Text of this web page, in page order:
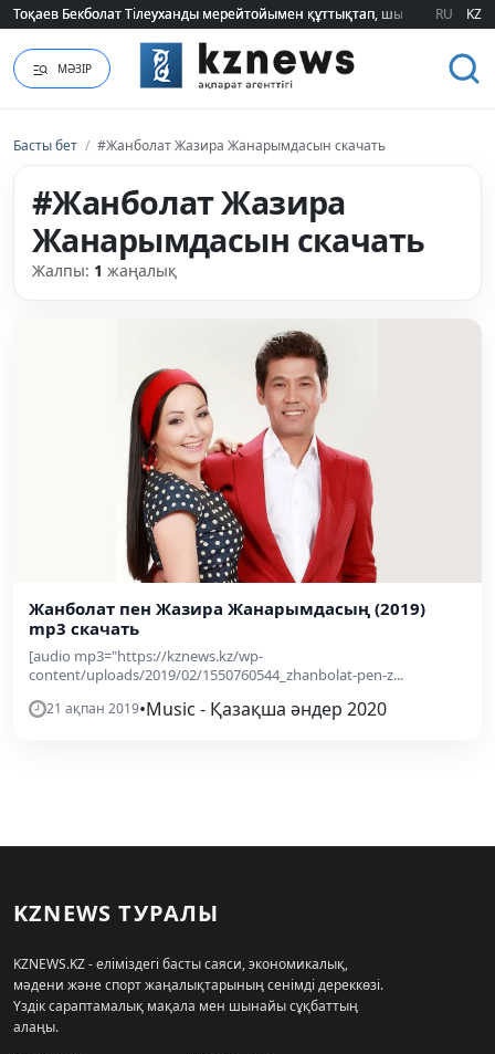
Тоқаев Бекболат Тілеуханды мерейтойымен құттықтап, шығармашылық
Тоқаев Бекболат Тілеуханды мерейтойымен құттықтап, шығармашылық
RU KZ
МӘЗІР
Басты бет / #Жанболат Жазира Жанарымдасын скачать
#Жанболат Жазира
Жанарымдасын скачать
Жалпы: 1 жаңалық
Жанболат пен Жазира Жанарымдасың (2019)
mp3 скачать
[audio mp3="https://kznews.kz/wp-
content/uploads/2019/02/1550760544_zhanbolat-pen-z...
21 ақпан 2019•Music - Қазақша әндер 2020
KZNEWS ТУРАЛЫ
KZNEWS.KZ - еліміздегі басты саяси, экономикалық,
мәдени және спорт жаңалықтарының сенімді дереккөзі.
Үздік сараптамалық мақала мен шынайы сұқбаттың
алаңы.